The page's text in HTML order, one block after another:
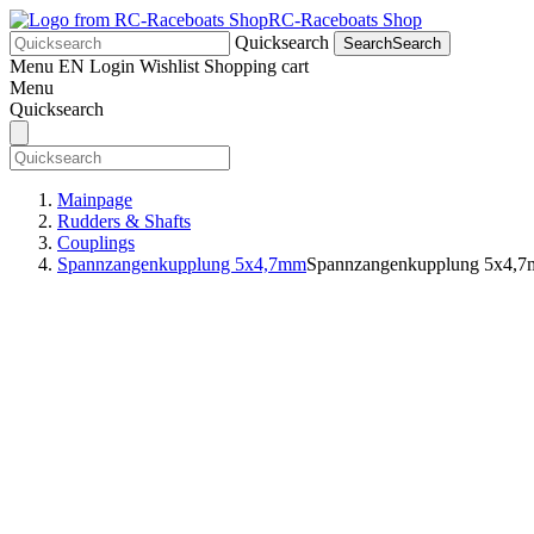
RC-Raceboats Shop
Quicksearch
SearchSearch
Menu EN Login Wishlist Shopping cart
Menu
Quicksearch
Mainpage
Rudders & Shafts
Couplings
Spannzangenkupplung 5x4,7mmSpannzangenkupplung